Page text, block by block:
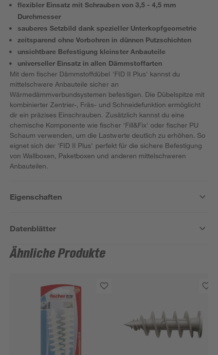
flexibler Einsatz mit Schrauben von 3,5 - 4,5 mm
Durchmesser
sauberes Setzbild dank spezieller Unterkopfgeometrie
zeitsparend ohne Vorbohren in dünnen Putzschichten
unsichtbare Befestigung kleinster Anbauteile
universeller Einsatz in allen Dämmstoffarten
Mit dem fischer Dämmstoffdübel 'FID II Plus' kannst du
mittelschwere Anbauteile sicher an
Wärmedämmverbundsystemen befestigen. Die Dübelspitze mit
kombinierter Zentrier-, Fräs- und Schneidefunktion ermöglicht
dir ein präzises Einschrauben. Zusätzlich kannst du eine
chemische Komponente wie fischer 'Fill&Fix' oder fischer PU
Schaum verwenden, um die Lastwerte deutlich zu erhöhen. So
eignet sich der 'FID II Plus' perfekt für die sichere Befestigung
von Wallboxen, Paketboxen und anderen mittelschweren
Anbauteilen.
Eigenschaften
Datenblätter
Ähnliche Produkte